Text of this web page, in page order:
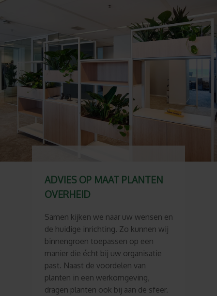
ADVIES OP MAAT PLANTEN
OVERHEID
Samen kijken we naar uw wensen en
de huidige inrichting. Zo kunnen wij
binnengroen toepassen op een
manier die écht bij uw organisatie
past. Naast de voordelen van
planten in een werkomgeving,
dragen planten ook bij aan de sfeer.